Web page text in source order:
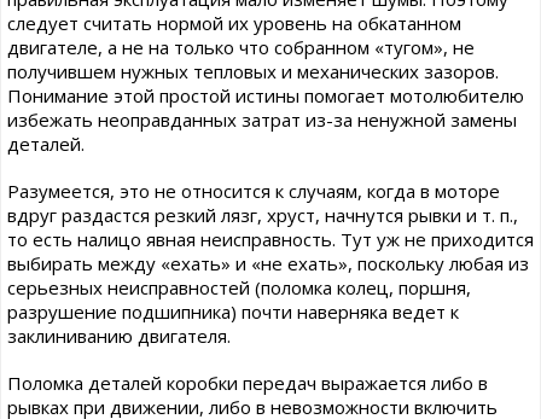
следует считать нормой их уровень на обкатанном
двигателе, а не на только что собранном «тугом», не
получившем нужных тепловых и механических зазоров.
Понимание этой простой истины помогает мотолюбителю
избежать неоправданных затрат из-за ненужной замены
деталей.
Разумеется, это не относится к случаям, когда в моторе
вдруг раздастся резкий лязг, хруст, начнутся рывки и т. п.,
то есть налицо явная неисправность. Тут уж не приходится
выбирать между «ехать» и «не ехать», поскольку любая из
серьезных неисправностей (поломка колец, поршня,
разрушение подшипника) почти наверняка ведет к
заклиниванию двигателя.
Поломка деталей коробки передач выражается либо в
рывках при движении, либо в невозможности включить